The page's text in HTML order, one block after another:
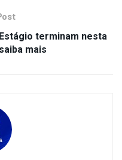
terminam nesta
mais